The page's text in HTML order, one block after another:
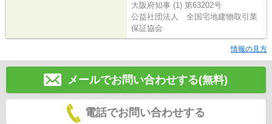
大阪府知事 (1) 第63202号
公益社団法人 全国宅地建物取引業
保証協会
情報の見方
メールでお問い合わせする(無料)
電話でお問い合わせする